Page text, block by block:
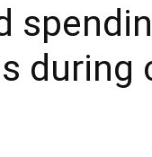
during